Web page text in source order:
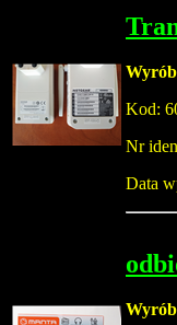
Kod:
Nr
Data